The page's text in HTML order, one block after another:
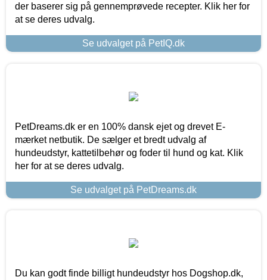
der baserer sig på gennemprøvede recepter. Klik her for
at se deres udvalg.
Se udvalget på PetIQ.dk
PetDreams.dk er en 100% dansk ejet og drevet E-
mærket netbutik. De sælger et bredt udvalg af
hundeudstyr, kattetilbehør og foder til hund og kat. Klik
her for at se deres udvalg.
Se udvalget på PetDreams.dk
Du kan godt finde billigt hundeudstyr hos Dogshop.dk,